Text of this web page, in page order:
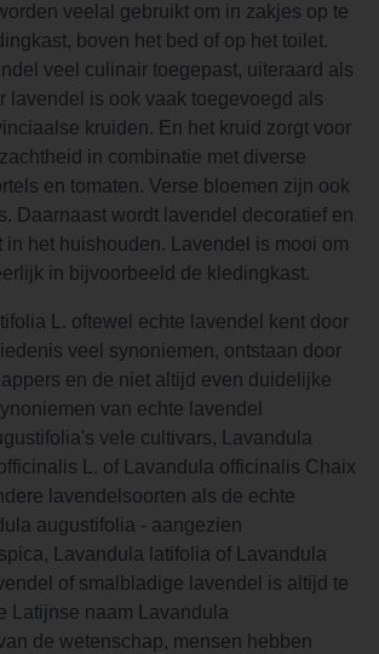
veelal gebruikt om in zakjes op te
boven het bed of op het toilet.
veel culinair toegepast, uiteraard als
lavendel is ook vaak toegevoegd als
kruiden. En het kruid zorgt voor
in combinatie met diverse
en tomaten. Verse bloemen zijn ook
Daarnaast wordt lavendel decoratief en
in het huishouden. Lavendel is mooi om
in bijvoorbeeld de kledingkast.
L. oftewel echte lavendel kent door
veel synoniemen, ontstaan door
en de niet altijd even duidelijke
van echte lavendel
vele cultivars, Lavandula
L. of Lavandula officinalis Chaix
lavendelsoorten als de echte
augustifolia - aangezien
Lavandula latifolia of Lavandula
of smalbladige lavendel is altijd te
Latijnse naam Lavandula
de wetenschap, mensen hebben